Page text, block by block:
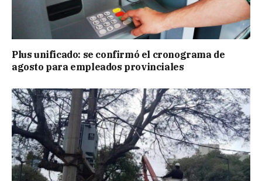
Plus unificado: se confirmó el cronograma de
agosto para empleados provinciales